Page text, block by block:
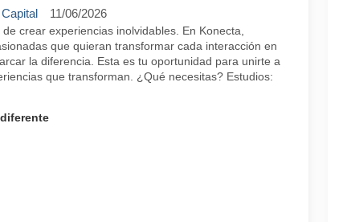
11/06/2026
crear experiencias inolvidables. En Konecta,
que quieran transformar cada interacción en
la diferencia. Esta es tu oportunidad para unirte a
que transforman. ¿Qué necesitas? Estudios: